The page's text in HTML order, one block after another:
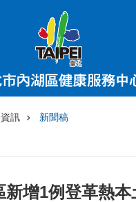
訊 新聞稿
新增1例登革熱本